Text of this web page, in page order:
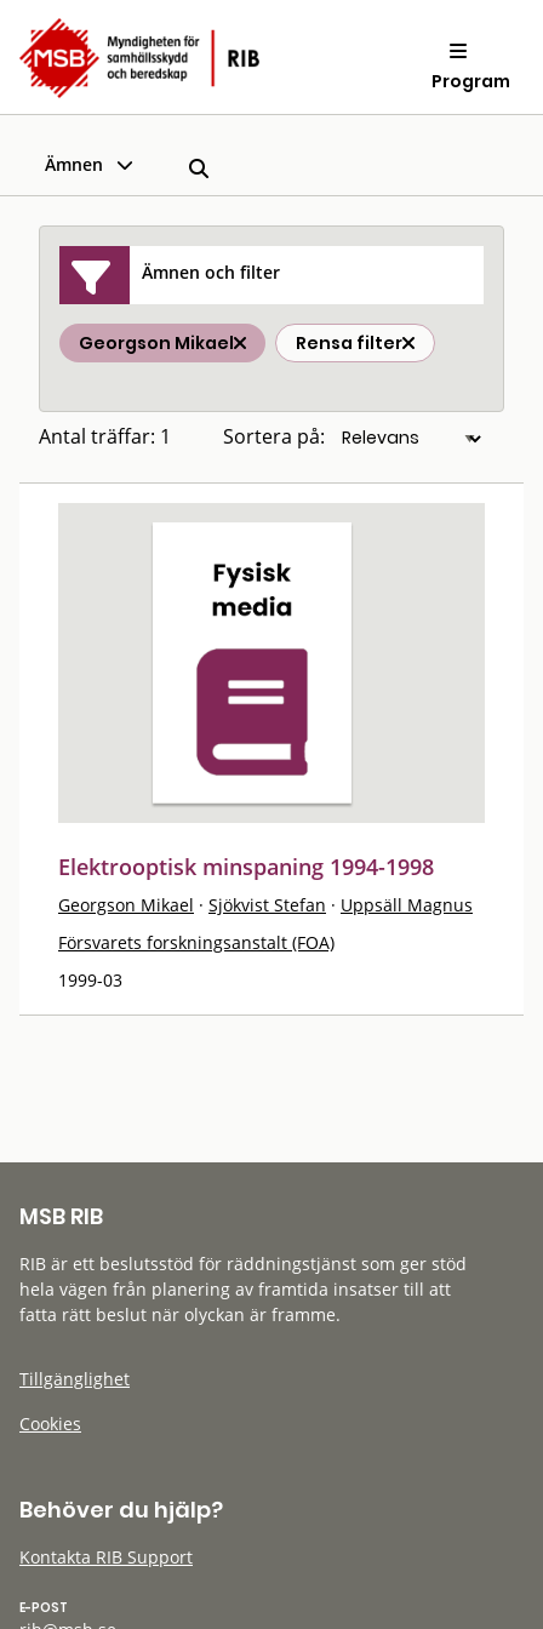
Program
Ämnen
Ämnen och filter
Georgson Mikael Rensa filter
Antal träffar: 1 Sortera på:
Elektrooptisk minspaning 1994-1998
Georgson Mikael · Sjökvist Stefan · Uppsäll Magnus
Försvarets forskningsanstalt (FOA)
1999-03
MSB RIB
RIB är ett beslutsstöd för räddningstjänst som ger stöd
hela vägen från planering av framtida insatser till att
fatta rätt beslut när olyckan är framme.
Tillgänglighet
Cookies
Behöver du hjälp?
Kontakta RIB Support
E-POST